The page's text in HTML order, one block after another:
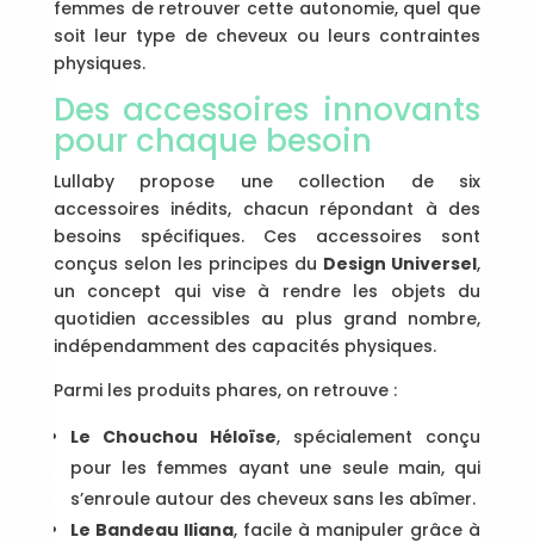
femmes de retrouver cette autonomie, quel que
soit leur type de cheveux ou leurs contraintes
physiques.
Des accessoires innovants
pour chaque besoin
Lullaby propose une collection de six
accessoires inédits, chacun répondant à des
besoins spécifiques. Ces accessoires sont
conçus selon les principes du Design Universel,
un concept qui vise à rendre les objets du
quotidien accessibles au plus grand nombre,
indépendamment des capacités physiques.
Parmi les produits phares, on retrouve :
Le Chouchou Héloïse, spécialement conçu
pour les femmes ayant une seule main, qui
s’enroule autour des cheveux sans les abîmer.
Le Bandeau Iliana, facile à manipuler grâce à